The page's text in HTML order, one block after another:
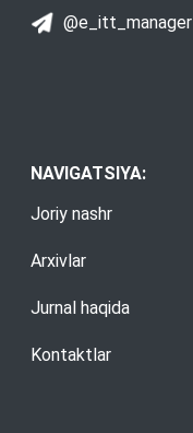
@e_itt_manager
NAVIGATSIYA:
Joriy nashr
Arxivlar
Jurnal haqida
Kontaktlar